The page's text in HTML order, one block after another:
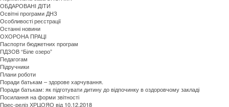
ОБДАРОВАНI ДIТИ
Освітні програми ДНЗ
Особливості реєстрації
Останні новини
ОХОРОНА ПРАЦІ
Паспорти бюджетних програм
ПДЗОВ “Біле озеро”
Педагогам
Підручники
Плани роботи
Поради батькам – здорове харчування.
Поради батькам: як підготувати дитину до відпочинку в оздоровчому закладі
Посилання на форми звітності
Прес-реліз ХРЦОЯО від 10.12.2018